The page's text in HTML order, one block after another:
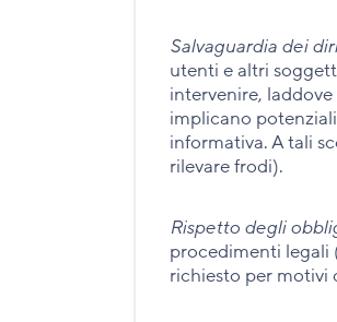
Salvaguardia dei
utenti e altri
intervenire,
implicano
informativa. A tali
rilevare frodi).
Rispetto degli
procedimenti legali
richiesto per motivi